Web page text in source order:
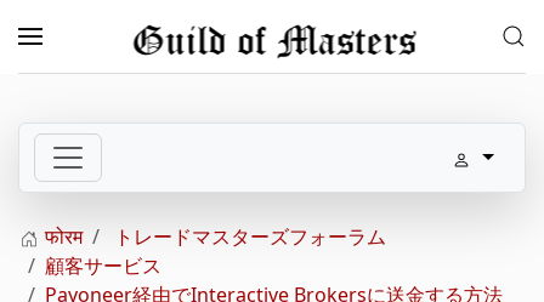
Skip to main content
फोरम
トレードマスターズフォーラム
顧客サービス
Payoneer経由でInteractive Brokersに送金する方法